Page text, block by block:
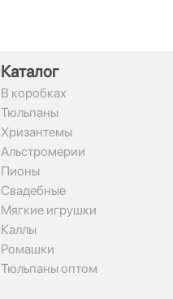
Каталог
В коробках
Тюльпаны
Хризантемы
Альстромерии
Пионы
Свадебные
Мягкие игрушки
Каллы
Ромашки
Тюльпаны оптом